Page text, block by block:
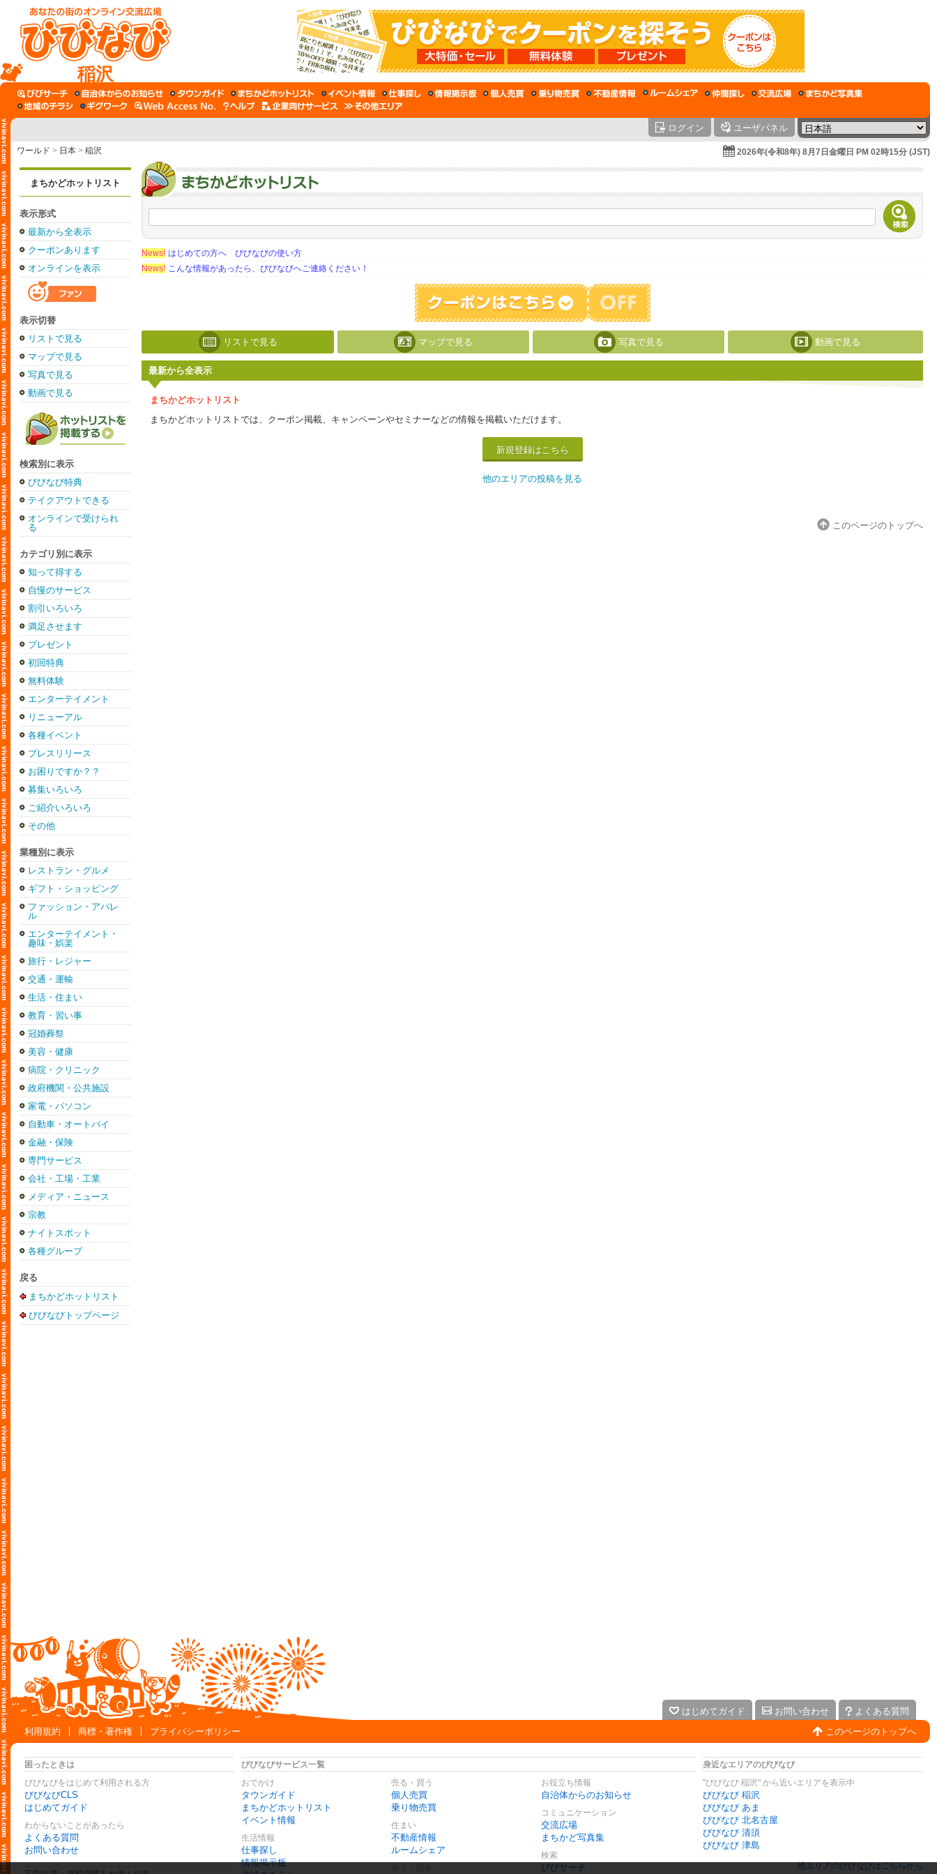
稲沢
ログイン ユーザパネル
ワールド > 日本 > 稲沢 2026年(令和8年) 8月7日金曜日 PM 02時15分 (JST)
まちかどホットリスト
表示形式
最新から全表示
クーポンあります
オンラインを表示
表示切替
リストで見る
マップで見る
写真で見る
動画で見る
検索別に表示
びびなび特典
テイクアウトできる
オンラインで受けられ
る
カテゴリ別に表示
知って得する
自慢のサービス
割引いろいろ
満足させます
プレゼント
初回特典
無料体験
エンターテイメント
リニューアル
各種イベント
プレスリリース
お困りですか？？
募集いろいろ
ご紹介いろいろ
その他
業種別に表示
レストラン・グルメ
ギフト・ショッピング
ファッション・アパレ
ル
エンターテイメント・
趣味・娯楽
旅行・レジャー
交通・運輸
生活・住まい
教育・習い事
冠婚葬祭
美容・健康
病院・クリニック
政府機関・公共施設
家電・パソコン
自動車・オートバイ
金融・保険
専門サービス
会社・工場・工業
メディア・ニュース
宗教
ナイトスポット
各種グループ
戻る
まちかどホットリスト
びびなびトップページ
News! はじめての方へ びびなびの使い方
News! こんな情報があったら、びびなびへご連絡ください！
リストで見る マップで見る 写真で見る 動画で見る
最新から全表示
まちかどホットリスト
まちかどホットリストでは、クーポン掲載、キャンペーンやセミナーなどの情報を掲載いただけます。
新規登録はこちら
他のエリアの投稿を見る
このページのトップへ
はじめてガイド お問い合わせ
よくある質問
利用規約
商標・著作権 プライバシーポリシー このページのトップへ
困ったときは
びびなびをはじめて利用される方
びびなびCLS
はじめてガイド
わからないことがあったら
よくある質問
お問い合わせ
びびなびサービス一覧
おでかけ
タウンガイド
まちかどホットリスト
イベント情報
生活情報
仕事探し
情報掲示板
売る・買う
個人売買
乗り物売買
住まい
不動産情報
ルームシェア
お役立ち情報
自治体からのお知らせ
コミュニケーション
交流広場
まちかど写真集
検索
びびサーチ
身近なエリアのびびなび
"びびなび 稲沢" から近いエリアを表示中
びびなび 稲沢
びびなび あま
びびなび 北名古屋
びびなび 清須
びびなび 津島
他エリアのびびなびはこちらから